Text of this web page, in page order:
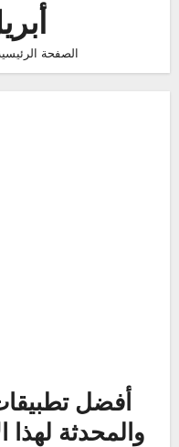
أبريل
الصفحة
أفضل
والمحدثة لهذا